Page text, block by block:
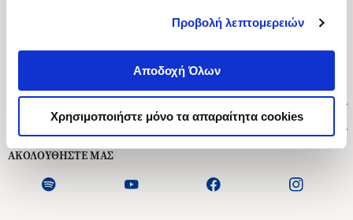
Προβολή λεπτομερειών
Αποδοχή Όλων
Χρησιμοποιήστε μόνο τα απαραίτητα cookies
Ασκληπιού 1-3, Αθήνα 106 79
Δευτέρα - Παρασκευή 09:00-21:00
Εξυπηρέτηση Πελατών
ΑΚΟΛΟΥΘΗΣΤΕ ΜΑΣ